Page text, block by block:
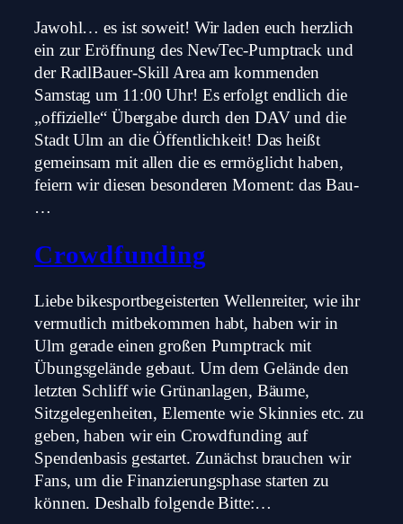
Jawohl… es ist soweit! Wir laden euch herzlich
ein zur Eröffnung des NewTec-Pumptrack und
der RadlBauer-Skill Area am kommenden
Samstag um 11:00 Uhr! Es erfolgt endlich die
„offizielle“ Übergabe durch den DAV und die
Stadt Ulm an die Öffentlichkeit! Das heißt
gemeinsam mit allen die es ermöglicht haben,
feiern wir diesen besonderen Moment: das Bau-
…
Crowdfunding
Liebe bikesportbegeisterten Wellenreiter, wie ihr
vermutlich mitbekommen habt, haben wir in
Ulm gerade einen großen Pumptrack mit
Übungsgelände gebaut. Um dem Gelände den
letzten Schliff wie Grünanlagen, Bäume,
Sitzgelegenheiten, Elemente wie Skinnies etc. zu
geben, haben wir ein Crowdfunding auf
Spendenbasis gestartet. Zunächst brauchen wir
Fans, um die Finanzierungsphase starten zu
können. Deshalb folgende Bitte:…